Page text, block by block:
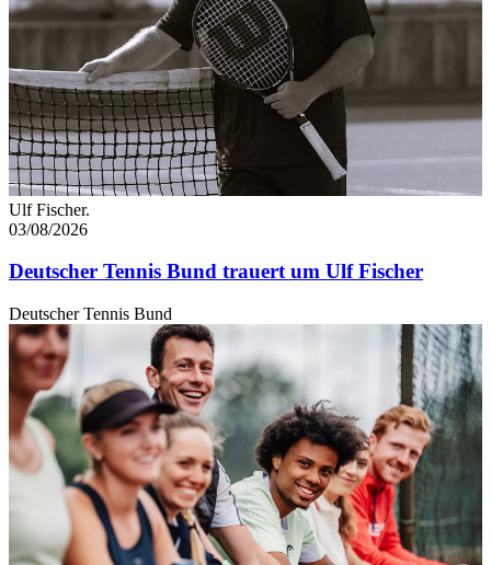
Ulf Fischer.
03/08/2026
Deutscher Tennis Bund trauert um Ulf Fischer
Deutscher Tennis Bund